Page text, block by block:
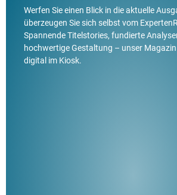
Werfen Sie einen Blick in die aktuelle
überzeugen Sie sich selbst vom
Spannende Titelstories, fundierte
hochwertige Gestaltung – unser
digital im Kiosk.